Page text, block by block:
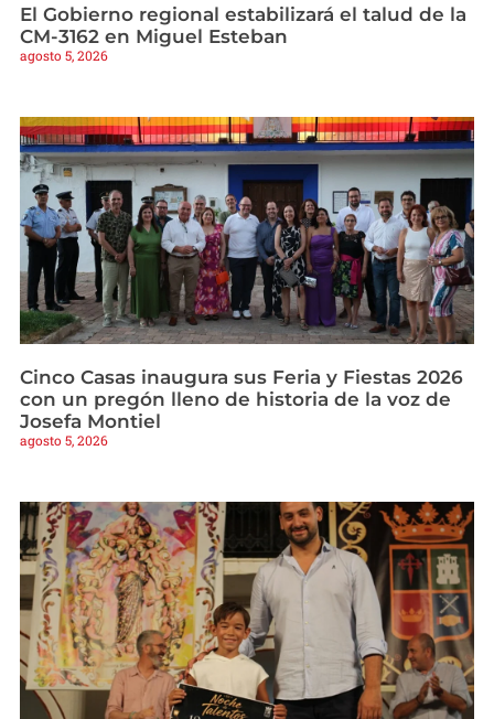
El Gobierno regional estabilizará el talud de la
CM-3162 en Miguel Esteban
agosto 5, 2026
Cinco Casas inaugura sus Feria y Fiestas 2026
con un pregón lleno de historia de la voz de
Josefa Montiel
agosto 5, 2026